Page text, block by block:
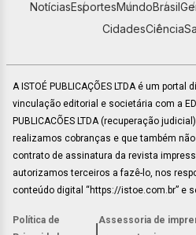
NotíciasEsportesMundoBrasil
CidadesCiência
A ISTOÉ PUBLICAÇÕES LTDA é um
vinculação editorial e societária com a
PUBLICACÕES LTDA (recuperação
realizamos cobranças e que também
contrato de assinatura da revista
autorizamos terceiros a fazê-lo, nos
conteúdo digital “https://istoe.com.br” e
Política de
Assessoria de